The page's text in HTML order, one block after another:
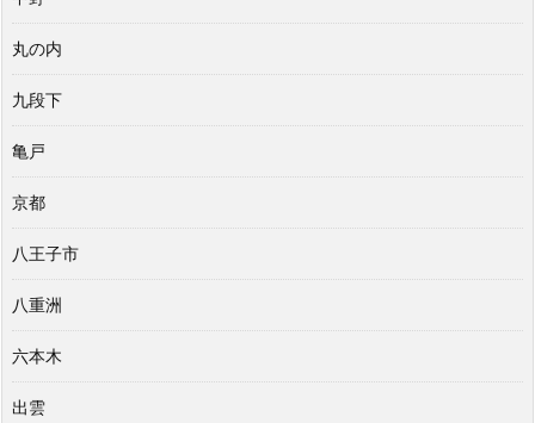
丸の内
九段下
亀戸
京都
八王子市
八重洲
六本木
出雲